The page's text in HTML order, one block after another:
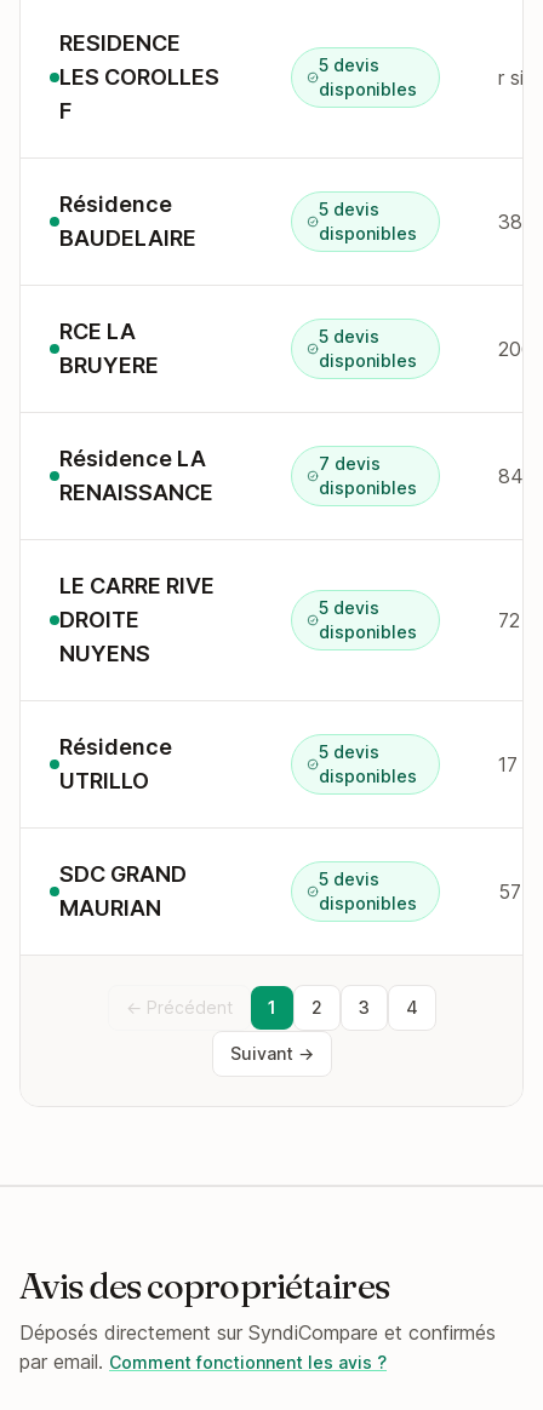
RESIDENCE
LES COROLLES
F
5 devis
disponibles
r
Résidence
BAUDELAIRE
5 devis
disponibles
38 r
RCE LA
BRUYERE
5 devis
disponibles
206
Résidence LA
RENAISSANCE
7 devis
disponibles
84
LE CARRE RIVE
DROITE
NUYENS
5 devis
disponibles
72
Résidence
UTRILLO
5 devis
disponibles
SDC GRAND
MAURIAN
5 devis
disponibles
← Précédent 1 2 3 4
Suivant →
Avis des copropriétaires
Déposés directement sur SyndiCompare et confirmés
par email. Comment fonctionnent les avis ?